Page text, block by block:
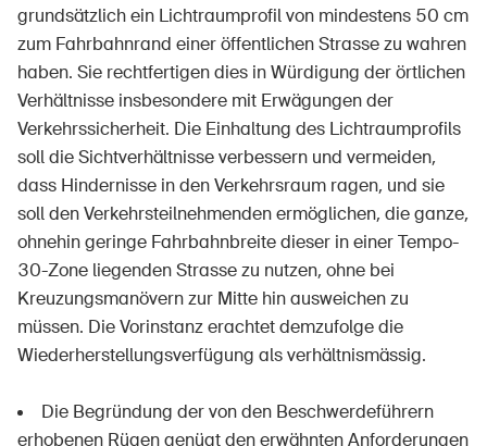
grundsätzlich ein Lichtraumprofil von mindestens 50 cm
zum Fahrbahnrand einer öffentlichen Strasse zu wahren
haben. Sie rechtfertigen dies in Würdigung der örtlichen
Verhältnisse insbesondere mit Erwägungen der
Verkehrssicherheit. Die Einhaltung des Lichtraumprofils
soll die Sichtverhältnisse verbessern und vermeiden,
dass Hindernisse in den Verkehrsraum ragen, und sie
soll den Verkehrsteilnehmenden ermöglichen, die ganze,
ohnehin geringe Fahrbahnbreite dieser in einer Tempo-
30-Zone liegenden Strasse zu nutzen, ohne bei
Kreuzungsmanövern zur Mitte hin ausweichen zu
müssen. Die Vorinstanz erachtet demzufolge die
Wiederherstellungsverfügung als verhältnismässig.
Die Begründung der von den Beschwerdeführern
erhobenen Rügen genügt den erwähnten Anforderungen